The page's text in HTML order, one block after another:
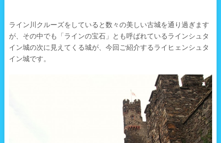
ライン川クルーズをしていると数々の美しい古城を通り過ぎます
が、その中でも「ラインの宝石」とも呼ばれているラインシュタ
イン城の次に見えてくる城が、今回ご紹介するライヒェンシュタ
イン城です。